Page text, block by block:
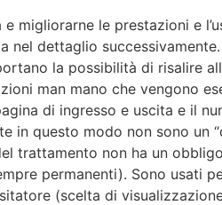
migliorarne le prestazioni e
nel dettaglio successivamente.
la possibilità di risalire
man mano che vengono
di ingresso e uscita e il
in questo modo non sono un
trattamento non ha un
permanenti). Sono usati
(scelta di